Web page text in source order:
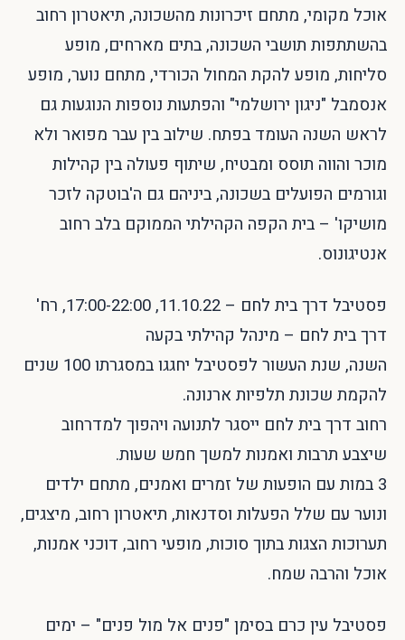
אוכל מקומי, מתחם זיכרונות מהשכונה, תיאטרון רחוב
בהשתתפות תושבי השכונה, בתים מארחים, מופע
סליחות, מופע להקת המחול הכורדי, מתחם נוער, מופע
אנסמבל "ניגון ירושלמי" והפתעות נוספות הנוגעות גם
לראש השנה העומד בפתח. שילוב בין עבר מפואר ולא
מוכר והווה תוסס ומבטיח, שיתוף פעולה בין קהילות
וגורמים הפועלים בשכונה, ביניהם גם ה'בוטקה לזכר
מושיקו' – בית הקפה הקהילתי הממוקם בלב רחוב
אנטיגונוס.
פסטיבל דרך בית לחם – 11.10.22, 17:00-22:00, רח'
דרך בית לחם – מינהל קהילתי בקעה
השנה, שנת העשור לפסטיבל יחגגו במסגרתו 100 שנים
להקמת שכונת תלפיות ארנונה.
רחוב דרך בית לחם ייסגר לתנועה ויהפוך למדרחוב
שיצבע תרבות ואמנות למשך חמש שעות.
3 במות עם הופעות של זמרים ואמנים, מתחם ילדים
ונוער עם שלל הפעלות וסדנאות, תיאטרון רחוב, מיצגים,
תערוכות הצגות בתוך סוכות, מופעי רחוב, דוכני אמנות,
אוכל והרבה שמח.
פסטיבל עין כרם בסימן "פנים אל מול פנים" – ימים